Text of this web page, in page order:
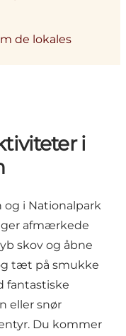
de lokales
i
og i Nationalpark
afmærkede
skov og åbne
tæt på smukke
fantastiske
eller snør
Du kommer